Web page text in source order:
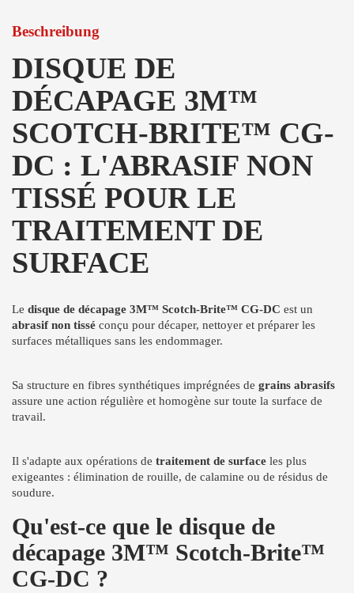
Beschreibung
DISQUE DE
DÉCAPAGE 3M™
SCOTCH-BRITE™ CG-
DC : L'ABRASIF NON
TISSÉ POUR LE
TRAITEMENT DE
SURFACE
Le disque de décapage 3M™ Scotch-Brite™ CG-DC est un
abrasif non tissé conçu pour décaper, nettoyer et préparer les
surfaces métalliques sans les endommager.
Sa structure en fibres synthétiques imprégnées de grains abrasifs
assure une action régulière et homogène sur toute la surface de
travail.
Il s'adapte aux opérations de traitement de surface les plus
exigeantes : élimination de rouille, de calamine ou de résidus de
soudure.
Qu'est-ce que le disque de
décapage 3M™ Scotch-Brite™
CG-DC ?